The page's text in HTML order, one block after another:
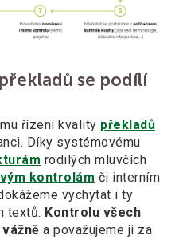
se podílí
řízení kvality překladů
Díky systémovému
rodilých mluvčích
kontrolám či interním
vychytat i ty
textů. Kontrolu všech
a považujeme ji za